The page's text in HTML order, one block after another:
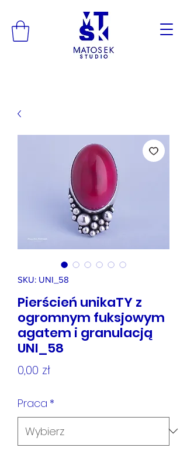
SKU: UNI_58
Pierścień unikaTY z
ogromnym fuksjowym
agatem i granulacją
UNI_58
0,00 złCena
Praca *